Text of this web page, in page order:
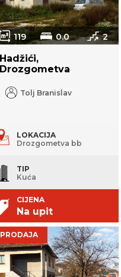
119 0.0 2
Hadžići,
Drozgometva
Tolj Branislav
LOKACIJA
Drozgometva bb
TIP
Kuća
CIJENA
Na upit
PRODAJA